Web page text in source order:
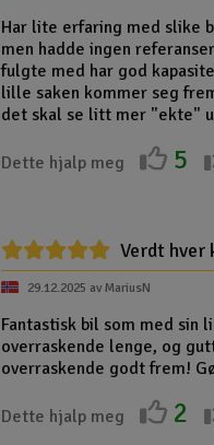
Har lite erfaring med slike
men hadde ingen
fulgte med har god
lille saken kommer seg
det skal se litt mer "ekte"
Dette hjalp meg 5
Verdt hver
29.12.2025 av MariusN
Fantastisk bil som med
overraskende lenge, og
overraskende godt frem!
Dette hjalp meg 2